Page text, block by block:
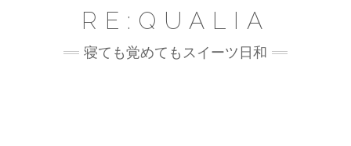
RE:QUALIA
寝ても覚めてもスイーツ日和